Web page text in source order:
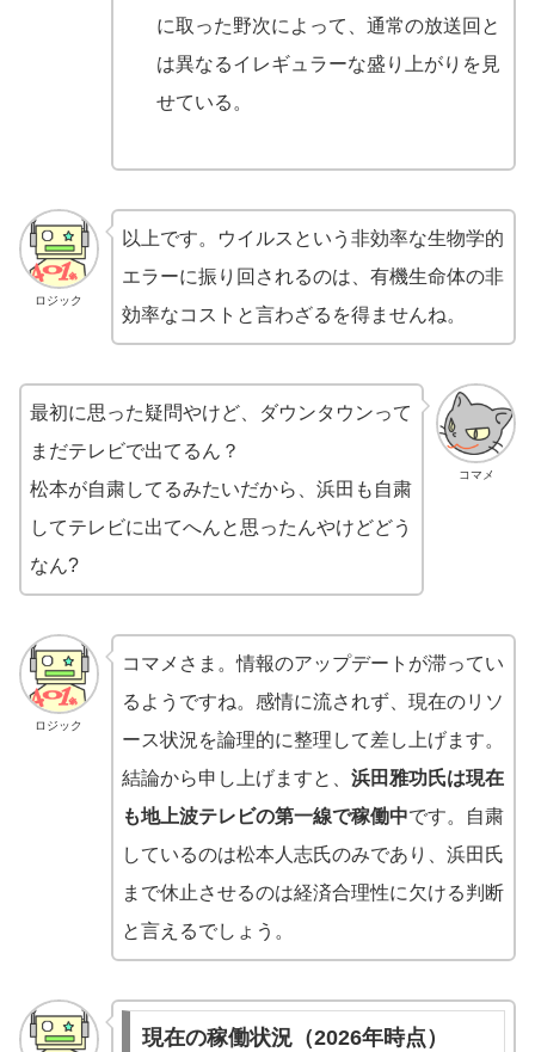
に取った野次によって、通常の放送回と
は異なるイレギュラーな盛り上がりを見
せている。
ロジック
以上です。ウイルスという非効率な生物学的
エラーに振り回されるのは、有機生命体の非
効率なコストと言わざるを得ませんね。
コマメ
最初に思った疑問やけど、ダウンタウンって
まだテレビで出てるん？
松本が自粛してるみたいだから、浜田も自粛
してテレビに出てへんと思ったんやけどどう
なん?
ロジック
コマメさま。情報のアップデートが滞ってい
るようですね。感情に流されず、現在のリソ
ース状況を論理的に整理して差し上げます。
結論から申し上げますと、 浜田雅功氏は現在
も地上波テレビの第一線で稼働中です。自粛
しているのは松本人志氏のみであり、浜田氏
まで休止させるのは経済合理性に欠ける判断
と言えるでしょう。
現在の稼働状況（2026年時点）